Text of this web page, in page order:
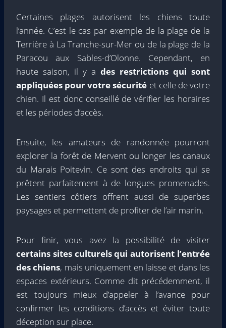
Certaines plages autorisent les chiens toute
l’année. C’est le cas par exemple de la plage de la
Terrière à La Tranche-sur-Mer ou de la plage de la
Paracou aux Sables-d’Olonne. Cependant, en
haute saison, il y a des restrictions qui sont
appliquées pour votre sécurité et celle de votre
chien. Il est donc conseillé de vérifier les horaires
et les périodes d’accès.
Ensuite, les amateurs de randonnée pourront
explorer la forêt de Mervent ou longer les canaux
du Marais Poitevin. Ce sont des endroits qui se
prêtent parfaitement à de longues promenades.
Les sentiers côtiers offrent aussi de superbes
paysages et permettent de profiter de l’air marin.
Pour finir, vous avez la possibilité de visiter
certains sites culturels qui autorisent l’entrée
des chiens, mais uniquement en laisse et dans les
espaces extérieurs. Comme dit précédemment, il
est toujours mieux d’appeler à l’avance pour
confirmer les conditions d’accès et éviter toute
déception sur place.